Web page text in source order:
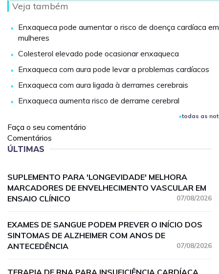
Veja também
Enxaqueca pode aumentar o risco de doença cardíaca em
mulheres
Colesterol elevado pode ocasionar enxaqueca
Enxaqueca com aura pode levar a problemas cardíacos
Enxaqueca com aura ligada à derrames cerebrais
Enxaqueca aumenta risco de derrame cerebral
todas as
Faça o seu comentário
Comentários
ÚLTIMAS
SUPLEMENTO PARA 'LONGEVIDADE' MELHORA
MARCADORES DE ENVELHECIMENTO VASCULAR EM
ENSAIO CLÍNICO
07/08/2026
EXAMES DE SANGUE PODEM PREVER O INÍCIO DOS
SINTOMAS DE ALZHEIMER COM ANOS DE
ANTECEDÊNCIA
07/08/2026
TERAPIA DE RNA PARA INSUFICIÊNCIA CARDÍACA